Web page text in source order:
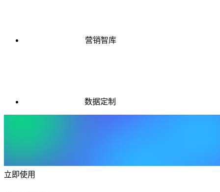
营销智库
数据定制
立即使用